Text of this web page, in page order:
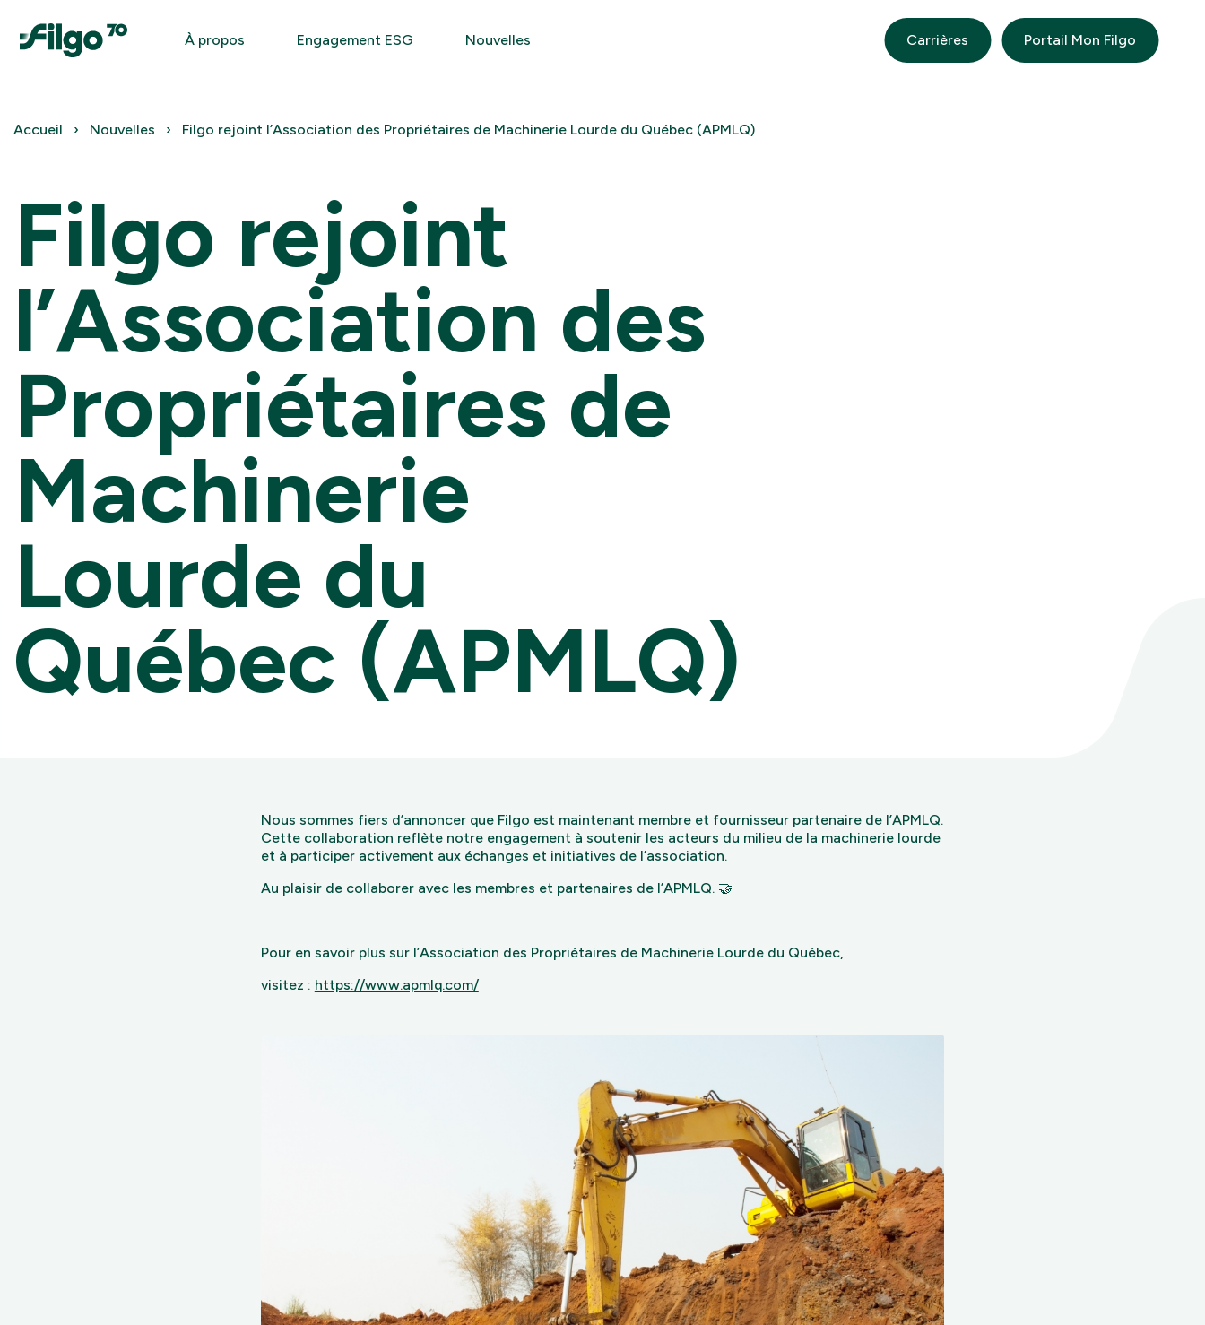
À propos Engagement ESG Nouvelles Carrières Portail Mon Filgo
Accueil Nouvelles Filgo rejoint l’Association des Propriétaires de Machinerie Lourde du Québec (APMLQ)
Filgo rejoint
l’Association des
Propriétaires de
Machinerie
Lourde du
Québec (APMLQ)
Nous sommes fiers d’annoncer que Filgo est maintenant membre et fournisseur partenaire de l’APMLQ.
Cette collaboration reflète notre engagement à soutenir les acteurs du milieu de la machinerie lourde
et à participer activement aux échanges et initiatives de l’association.
Au plaisir de collaborer avec les membres et partenaires de l’APMLQ. 🤝
Pour en savoir plus sur l’Association des Propriétaires de Machinerie Lourde du Québec,
visitez : https://www.apmlq.com/